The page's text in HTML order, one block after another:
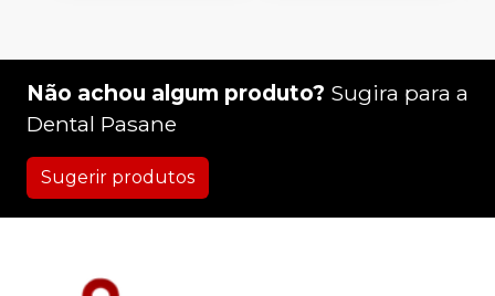
Não achou algum produto? Sugira para a
Dental Pasane
Sugerir produtos